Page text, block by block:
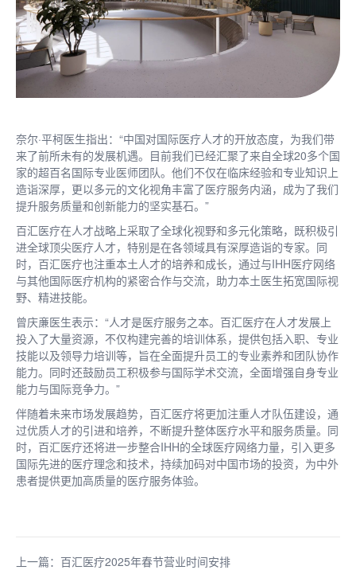
奈尔·平柯医生指出：“中国对国际医疗人才的开放态度，为我们带
来了前所未有的发展机遇。目前我们已经汇聚了来自全球20多个国
家的超百名国际专业医师团队。他们不仅在临床经验和专业知识上
造诣深厚，更以多元的文化视角丰富了医疗服务内涵，成为了我们
提升服务质量和创新能力的坚实基石。”
百汇医疗在人才战略上采取了全球化视野和多元化策略，既积极引
进全球顶尖医疗人才，特别是在各领域具有深厚造诣的专家。同
时，百汇医疗也注重本土人才的培养和成长，通过与IHH医疗网络
与其他国际医疗机构的紧密合作与交流，助力本土医生拓宽国际视
野、精进技能。
曾庆亷医生表示：“人才是医疗服务之本。百汇医疗在人才发展上
投入了大量资源，不仅构建完善的培训体系，提供包括入职、专业
技能以及领导力培训等，旨在全面提升员工的专业素养和团队协作
能力。同时还鼓励员工积极参与国际学术交流，全面增强自身专业
能力与国际竞争力。”
伴随着未来市场发展趋势，百汇医疗将更加注重人才队伍建设，通
过优质人才的引进和培养，不断提升整体医疗水平和服务质量。同
时，百汇医疗还将进一步整合IHH的全球医疗网络力量，引入更多
国际先进的医疗理念和技术，持续加码对中国市场的投资，为中外
患者提供更加高质量的医疗服务体验。
上一篇：百汇医疗2025年春节营业时间安排